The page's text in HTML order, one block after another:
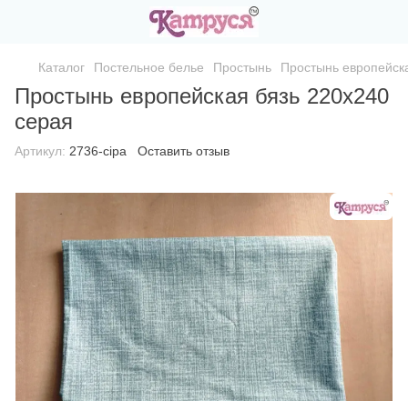
Каталог Постельное белье Простынь Простынь
Простынь европейская бязь 220х240
серая
Артикул: 2736-сіра Оставить отзыв